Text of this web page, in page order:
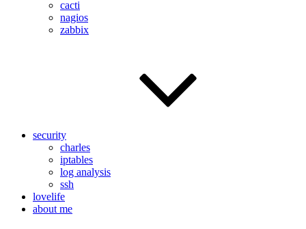
cacti
nagios
zabbix
security
charles
iptables
log analysis
ssh
lovelife
about me